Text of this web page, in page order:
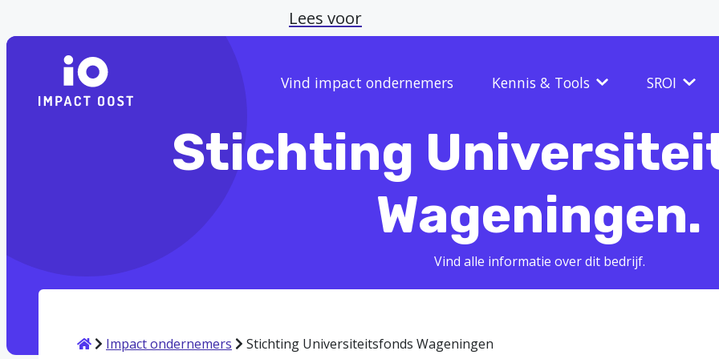
Lees voor
Vind impact ondernemers Kennis & Tools SROI
Stichting
Wageningen.
Vind alle informatie over dit bedrijf.
HomeImpact ondernemers Stichting Universiteitsfonds Wageningen